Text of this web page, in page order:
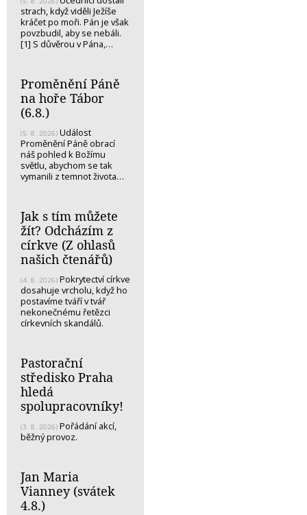
strach, když viděli Ježíše
kráčet po moři. Pán je však
povzbudil, aby se nebáli.
[1] S důvěrou v Pána,…
Proměnění Páně
na hoře Tábor
(6.8.)
(5. 8. 2026) Událost
Proměnění Páně obrací
náš pohled k Božímu
světlu, abychom se tak
vymanili z temnot života…
Jak s tím můžete
žít? Odcházím z
církve (Z ohlasů
našich čtenářů)
(4. 8. 2026) Pokrytectví církve
dosahuje vrcholu, když ho
postavíme tváří v tvář
nekonečnému řetězci
církevních skandálů.
Pastorační
středisko Praha
hledá
spolupracovníky!
(3. 8. 2026) Pořádání akcí,
běžný provoz.
Jan Maria
Vianney (svátek
4.8.)